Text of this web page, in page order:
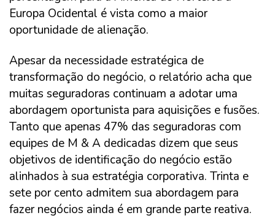
Europa Ocidental é vista como a maior
oportunidade de alienação.
Apesar da necessidade estratégica de
transformação do negócio, o relatório acha que
muitas seguradoras continuam a adotar uma
abordagem oportunista para aquisições e fusões.
Tanto que apenas 47% das seguradoras com
equipes de M & A dedicadas dizem que seus
objetivos de identificação do negócio estão
alinhados à sua estratégia corporativa. Trinta e
sete por cento admitem sua abordagem para
fazer negócios ainda é em grande parte reativa.